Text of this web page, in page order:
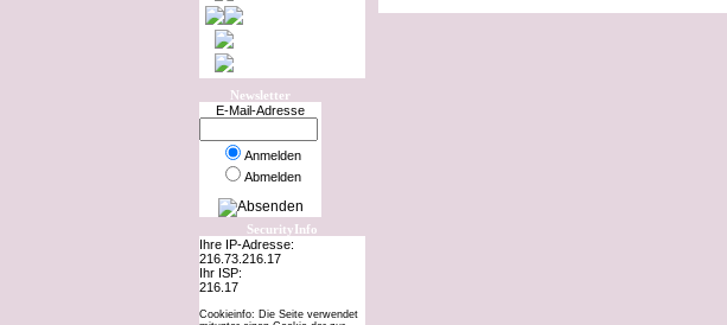
Newsletter
E-Mail-Adresse
Anmelden
Abmelden
SecurityInfo
Ihre IP-Adresse:
216.73.216.17
Ihr ISP:
216.17
Cookieinfo: Die Seite verwendet